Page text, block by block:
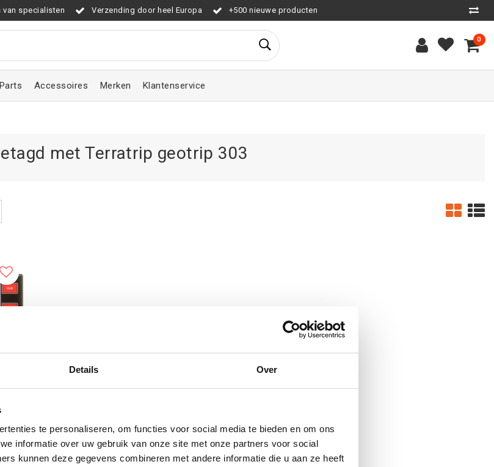
Details Over
te personaliseren, om functies voor social media te bieden en om ons
informatie over uw gebruik van onze site met onze partners voor social
kunnen deze gegevens combineren met andere informatie die u aan ze heeft
van specialisten Verzending door heel Europa +500 nieuwe producten
0
Parts Accessoires Merken Klantenservice
met Terratrip geotrip 303